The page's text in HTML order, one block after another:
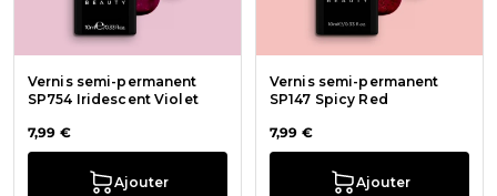
Vernis semi-permanent
SP754 Iridescent Violet
7,99 €
Ajouter
Vernis semi-permanent
SP147 Spicy Red
7,99 €
Ajouter